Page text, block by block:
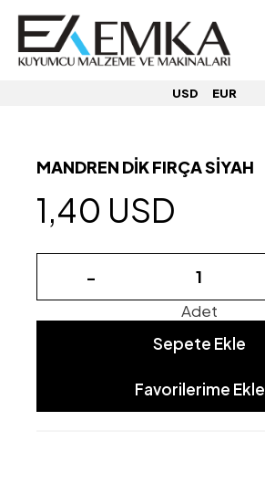
USD EUR
MANDREN DİK FIRÇA SİYAH
1,40 USD
-
Adet
Sepete Ekle
Favorilerime Ekle